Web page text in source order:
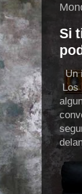
Si
Un
Los